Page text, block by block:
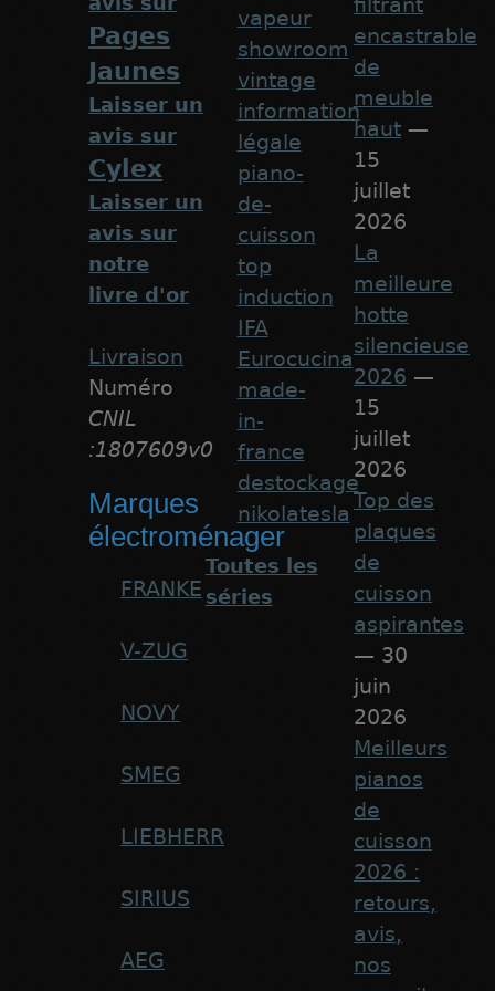
Pages
Jaunes
Laisser un
avis sur
Cylex
Laisser un
avis sur
notre
livre d'or
Livraison
Numéro
CNIL
:1807609v0
Marques
électroménager
FRANKE
V-ZUG
NOVY
SMEG
LIEBHERR
SIRIUS
AEG
vapeur
showroom
vintage
information
légale
piano-
de-
cuisson
top
induction
IFA
Eurocucina
made-
in-
france
destockage
nikolatesla
Toutes les
séries
encastrable
de
meuble
haut —
15
juillet
2026
La
meilleure
hotte
silencieuse
2026 —
15
juillet
2026
Top des
plaques
de
cuisson
aspirantes
— 30
juin
2026
Meilleurs
pianos
de
cuisson
2026 :
retours,
avis,
nos